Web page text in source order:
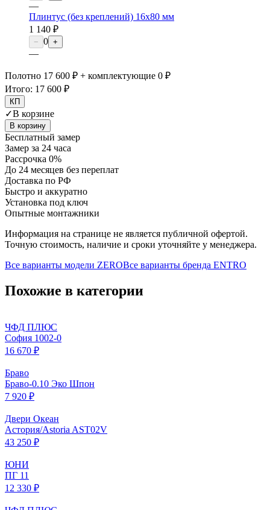
—
Плинтус (без креплений) 16х80 мм
1 140 ₽
− 0 +
—
Полотно 17 600 ₽ + комплектующие 0 ₽
Итого: 17 600 ₽
КП
✓В корзине
В корзину
Бесплатный замер
Замер за 24 часа
Рассрочка 0%
До 24 месяцев без переплат
Доставка по РФ
Быстро и аккуратно
Установка под ключ
Опытные монтажники
Информация на странице не является публичной офертой.
Точную стоимость, наличие и сроки уточняйте у менеджера.
Все варианты модели ZEROВсе варианты бренда ENTRO
Похожие в категории
ЧФД ПЛЮС
София 1002-0
16 670 ₽
Браво
Браво-0.10 Эко Шпон
7 920 ₽
Двери Океан
Астория/Astoria AST02V
43 250 ₽
ЮНИ
ПГ 11
12 330 ₽